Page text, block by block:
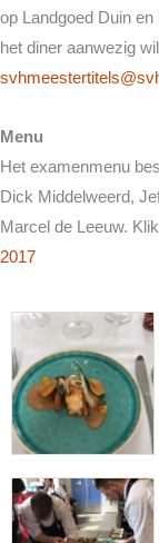
op Landgoed Duin
het diner aanwezig
Menu
Het examenmenu
Dick Middelweerd,
Marcel de Leeuw.
2017